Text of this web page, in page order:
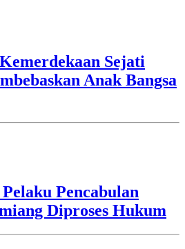
Sejati
Anak Bangsa
Pencabulan
Diproses Hukum